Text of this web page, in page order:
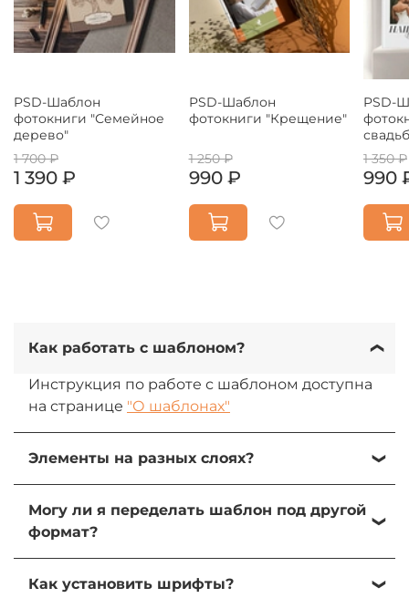
PSD-Шаблон
фотокниги "Семейное
дерево"
1 700 ₽
1 390 ₽
PSD-Шаблон
фотокниги "Крещение"
1 250 ₽
990 ₽
PSD-
1 350 ₽
990
Как работать с шаблоном?
Инструкция по работе с шаблоном доступна
на странице "О шаблонах"
Элементы на разных слоях?
желании их можно изменить, передвинуть
или удалить.
Могу ли я переделать шаблон под другой
формат?
задачу и использователь элементы для
Как установить шрифты?